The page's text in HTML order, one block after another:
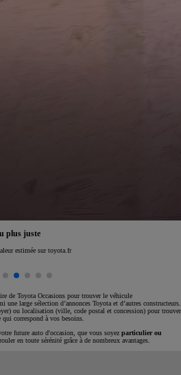
1€ seulement
de Toyota Occasions pour trouver le véhicule
une large sélection d’annonces Toyota et d’autres constructeurs.
ou localisation (ville, code postal et concession) pour trouver
qui correspond à vos besoins.
future auto d'occasion, que vous soyez particulier ou
en toute sérénité grâce à de nombreux avantages.